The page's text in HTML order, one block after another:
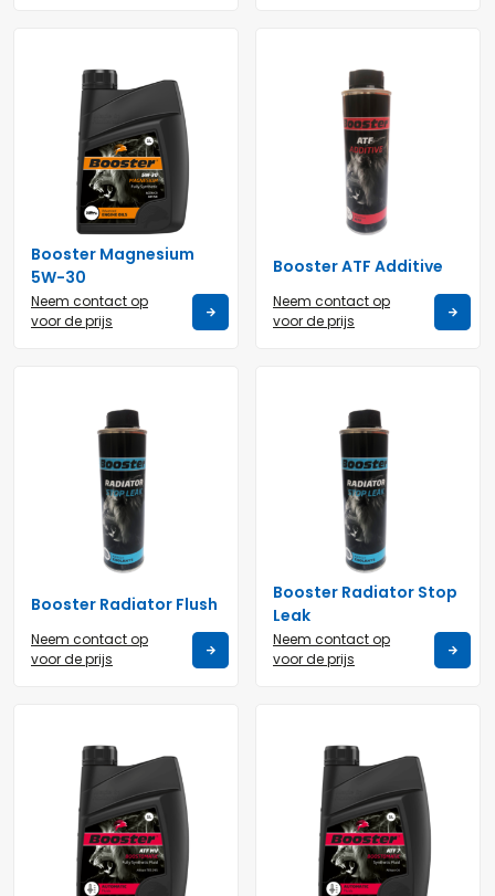
Booster Magnesium
5W-30
Neem contact op
voor de prijs
Booster ATF Additive
Neem contact op
voor de prijs
Booster Radiator Flush
Neem contact op
voor de prijs
Booster Radiator Stop
Leak
Neem contact op
voor de prijs